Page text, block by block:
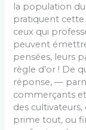
la population
pratiquent
ceux qui
peuvent
pensées, leurs
règle d’or ! De
réponse, —
commerçants
des
prime tout, ou